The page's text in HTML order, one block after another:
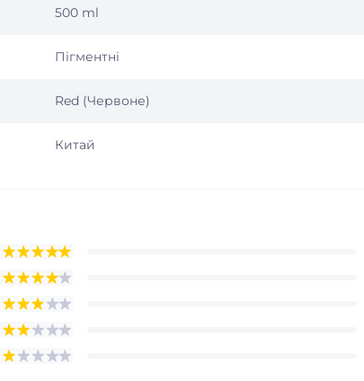
500 ml
Пігментні
Red (Червоне)
Китай